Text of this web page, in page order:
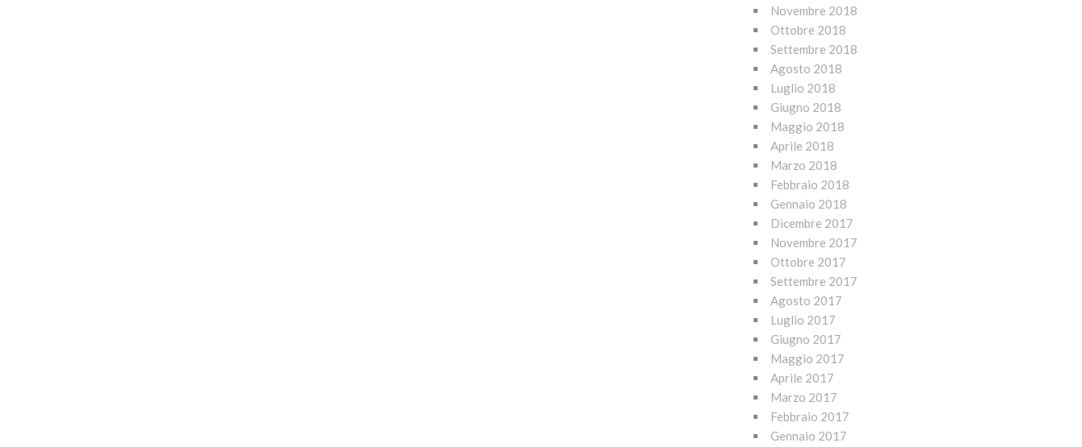
Novembre 2018
Ottobre 2018
Settembre 2018
Agosto 2018
Luglio 2018
Giugno 2018
Maggio 2018
Aprile 2018
Marzo 2018
Febbraio 2018
Gennaio 2018
Dicembre 2017
Novembre 2017
Ottobre 2017
Settembre 2017
Agosto 2017
Luglio 2017
Giugno 2017
Maggio 2017
Aprile 2017
Marzo 2017
Febbraio 2017
Gennaio 2017